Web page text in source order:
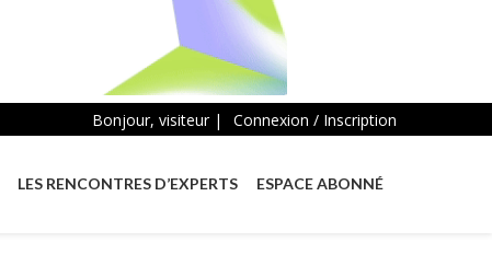
Bonjour, visiteur | Connexion / Inscription
LES RENCONTRES D’EXPERTS ESPACE ABONNÉ